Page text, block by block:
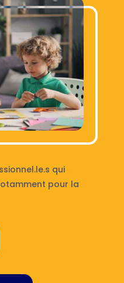
qui
pour la